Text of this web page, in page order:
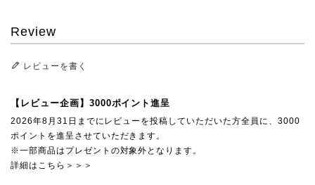
Review
レビューを書く
【レビュー企画】3000ポイント進呈
2026年8月31日までにレビューを投稿していただいた方全員に、3000
ポイントを進呈させていただきます。
※一部商品はプレゼントの対象外となります。
詳細はこちら＞＞＞